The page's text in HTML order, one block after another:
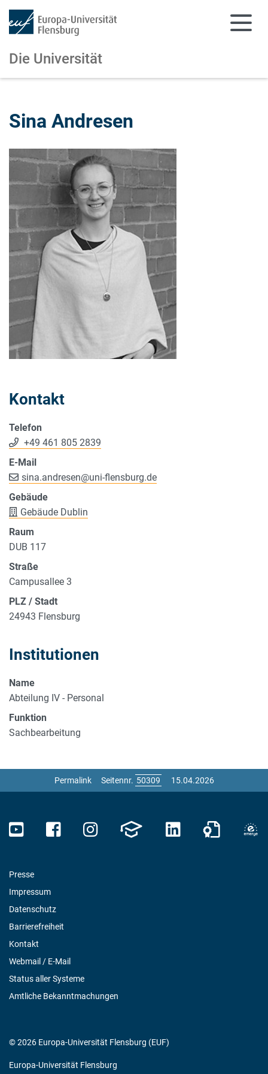
Die Universität
Sina Andresen
Kontakt
Telefon
+49 461 805 2839
E-Mail
sina.andresen@uni-flensburg.de
Gebäude
Gebäude Dublin
Raum
DUB 117
Straße
Campusallee 3
PLZ / Stadt
24943 Flensburg
Institutionen
Name
Abteilung IV - Personal
Funktion
Sachbearbeitung
Permalink Seitennr. 15.04.2026
Presse
Impressum
Datenschutz
Barrierefreiheit
Kontakt
Webmail / E-Mail
Status aller Systeme
Amtliche Bekanntmachungen
© 2026 Europa-Universität Flensburg (EUF)
Europa-Universität Flensburg